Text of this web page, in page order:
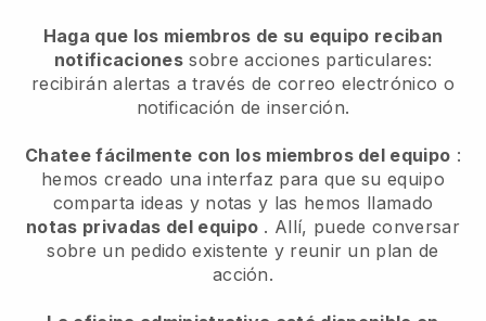
Haga que los miembros de su equipo reciban
notificaciones sobre acciones particulares:
recibirán alertas a través de correo electrónico o
notificación de inserción.
Chatee fácilmente con los miembros del equipo :
hemos creado una interfaz para que su equipo
comparta ideas y notas y las hemos llamado
notas privadas del equipo . Allí, puede conversar
sobre un pedido existente y reunir un plan de
acción.